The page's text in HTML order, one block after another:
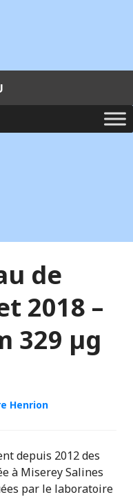
de
2018 –
329 µg
Henrion
depuis 2012 des
à Miserey Salines
par le laboratoire